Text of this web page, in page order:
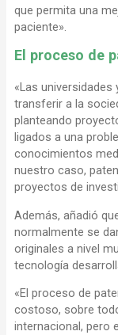
que permita una
paciente».
El proceso de
«Las universidades
transferir a la
planteando
ligados a una
conocimientos
nuestro caso,
proyectos de
Además, añadió
normalmente se
originales a nivel
tecnología
«El proceso de
costoso, sobre
internacional, pero